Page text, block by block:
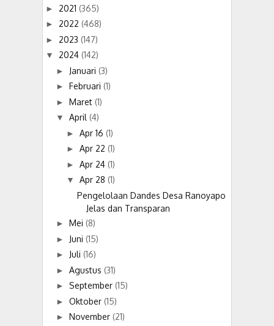
► 2021 (365)
► 2022 (468)
► 2023 (147)
▼ 2024 (142)
► Januari (3)
► Februari (1)
► Maret (1)
▼ April (4)
► Apr 16 (1)
► Apr 22 (1)
► Apr 24 (1)
▼ Apr 28 (1)
Pengelolaan Dandes Desa Ranoyapo
Jelas dan Transparan
► Mei (8)
► Juni (15)
► Juli (16)
► Agustus (31)
► September (15)
► Oktober (15)
► November (21)